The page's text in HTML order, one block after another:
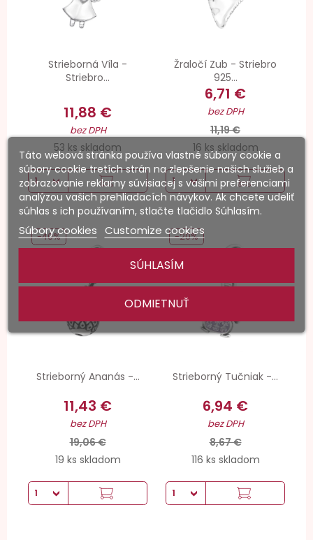
Strieborná Víla -
Striebro...
11,88 €
bez DPH
53 ks skladom
Žraločí Zub - Striebro
925...
6,71 €
bez DPH
11,19 €
16 ks skladom
Strieborný Ananás -...
11,43 €
bez DPH
19,06 €
19 ks skladom
-40%
Strieborný Tučniak -...
6,94 €
bez DPH
8,67 €
116 ks skladom
-20%
Táto webová stránka používa vlastné súbory cookie a
súbory cookie tretích strán na zlepšenie našich služieb a
zobrazovanie reklamy súvisiacej s vašimi preferenciami
analýzou vašich prehliadacích návykov. Ak chcete udeliť
súhlas s ich používaním, stlačte tlačidlo Súhlasím.
Súbory cookies Customize cookies
ODMIETNUŤ
SÚHLASÍM